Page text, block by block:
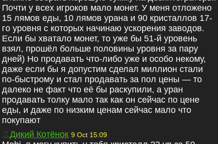
Почти у всех игроков мало монет. У меня отложено
15 лямов еды, 10 лямов урана и 90 кристаллов 17-
го уровня с которых начинаю ускорения заводов.
Если бы хватало монет, то уже бы 51-й уровень
взял, прошёл больше половины уровня за пару
дней) Но продавать что-либо уже и особо некому,
даже если бы я допустим сделал миллион стали
по-быстрому и стал продавать за пол цены — то
далеко не факт что её бы раскупили, а уран
продавать толку мало так как он сейчас по цене
еды, и даже по низким ценам сейчас мало что
покупают
Дикий Котёнок 9 Oct 15:09